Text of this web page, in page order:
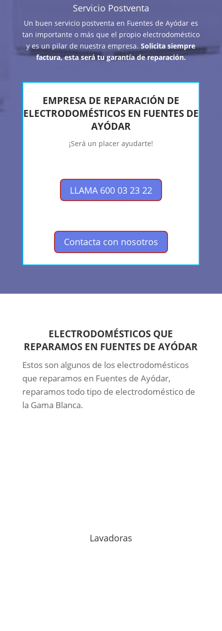
Servicio Postventa
Un buen servicio postventa en Fuentes de Ayódar es
tan importante o más que el propio electrodoméstico
y es un pilar de nuestra empresa.Solicita siempre
factura, esta será tu garantía de reparación.
EMPRESA DE REPARACIÓN DE
ELECTRODOMÉSTICOS EN FUENTES DE
AYÓDAR
¡Será un placer ayudarte!
LLAMA 600 03 23 22
Contacta con nosotros
ELECTRODOMÉSTICOS QUE
REPARAMOS EN FUENTES DE AYÓDAR
Estos son algunos de los electrodomésticos
que reparamos en Fuentes de Ayódar,
reparamos todo tipo de electrodoméstico de
la Gama Blanca.
Lavadoras